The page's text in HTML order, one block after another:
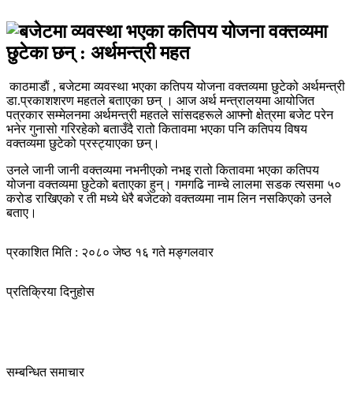
काठमाडाैं , बजेटमा व्यवस्था भएका कतिपय योजना वक्तव्यमा छुटेको अर्थमन्त्री
डा.प्रकाशशरण महतले बताएका छन् । आज अर्थ मन्त्रालयमा आयोजित
पत्रकार सम्मेलनमा अर्थमन्त्री महतले सांसदहरूले आफ्नो क्षेत्रमा बजेट परेन
भनेर गुनासो गरिरहेको बताउँदै रातो कितावमा भएका पनि कतिपय विषय
वक्तव्यमा छुटेको प्रस्ट्याएका छन्।
उनले जानी जानी वक्तव्यमा नभनीएको नभइ रातो कितावमा भएका कतिपय
योजना वक्तव्यमा छुटेको बताएका हुन्। गमगढि नाम्चे लालमा सडक त्यसमा ५०
करोड राखिएको र ती मध्ये धेरै बजेटको वक्तव्यमा नाम लिन नसकिएको उनले
बताए।
प्रकाशित मिति : २०८० जेष्ठ १६ गते मङ्गलवार
प्रतिक्रिया दिनुहोस
सम्बन्धित समाचार